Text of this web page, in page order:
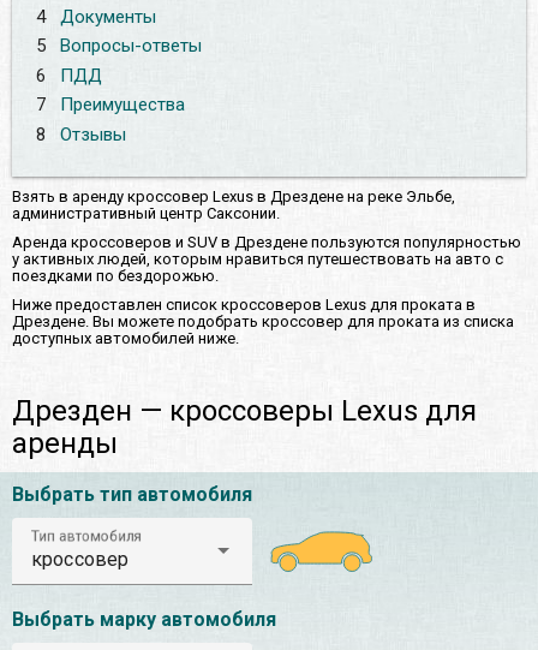
4
Документы
5
Вопросы-ответы
6
ПДД
7
Преимущества
8
Отзывы
Взять в аренду кроссовер Lexus в Дрездене на реке Эльбе,
административный центр Саксонии.
Аренда кроссоверов и SUV в Дрездене пользуются популярностью
у активных людей, которым нравиться путешествовать на авто с
поездками по бездорожью.
Ниже предоставлен список кроссоверов Lexus для проката в
Дрездене. Вы можете подобрать кроссовер для проката из списка
доступных автомобилей ниже.
Дрезден — кроссоверы Lexus для
аренды
Выбрать тип автомобиля
Тип автомобиля
кроссовер
Выбрать марку автомобиля